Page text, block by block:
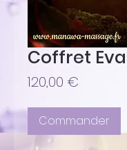
Coffret
120,00 €
Commander